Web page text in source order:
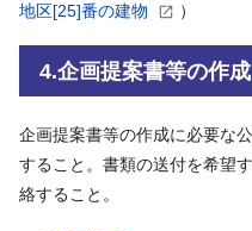
地区[25]番の建物
）
4.企画提案書等の作成
企画提案書等の作成に必要な
すること。書類の送付を希望
絡すること。